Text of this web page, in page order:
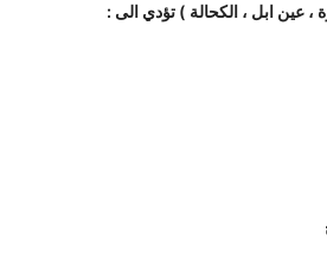
، عين ابل ، الكحالة ) تؤدي الى :